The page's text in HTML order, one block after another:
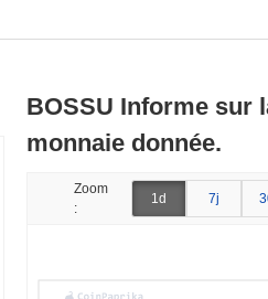
BOSSU Informe sur
monnaie donnée.
Zoom
:
1d 7j